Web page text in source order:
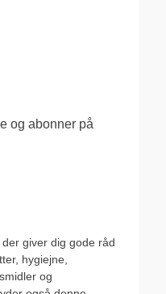
og abonner på
giver dig gode råd
hygiejne,
og